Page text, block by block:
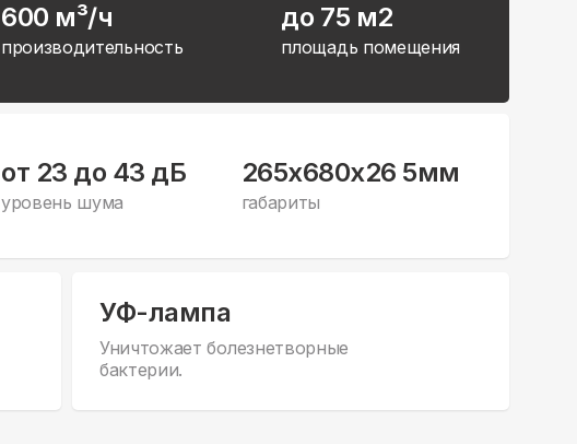
600 м³/ч
производительность
до 75 м2
площадь помещения
от 23 до 43 дБ
уровень шума
265x680x26 5мм
габариты
УФ-лампа
Уничтожает болезнетворные
бактерии.